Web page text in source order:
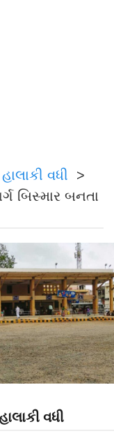
વધી
>
બિસ્માર બનતા
વધી